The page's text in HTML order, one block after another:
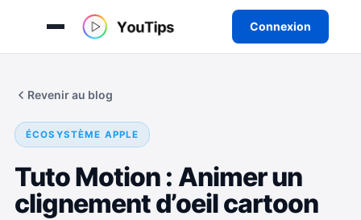
Connexion
Revenir au blog
ÉCOSYSTÈME APPLE
Tuto Motion : Animer un
clignement d’oeil cartoon